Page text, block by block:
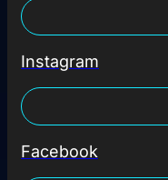
Instagram
Facebook